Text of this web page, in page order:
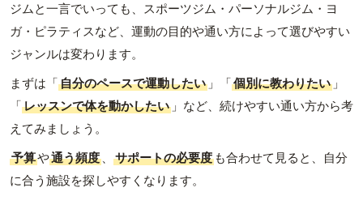
ジムと一言でいっても、スポーツジム・パーソナルジム・ヨ
ガ・ピラティスなど、運動の目的や通い方によって選びやすい
ジャンルは変わります。
まずは「自分のペースで運動したい 」「個別に教わりたい 」
「レッスンで体を動かしたい 」など、続けやすい通い方から考
えてみましょう。
予算や通う頻度 、 サポートの必要度 も合わせて見ると、自分
に合う施設を探しやすくなります。